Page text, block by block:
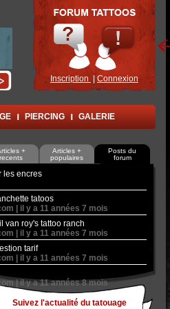
Inscription Connexion
PIERCING GALERIE
+
recents
Articles +
populaires
Posts du
forum
les encres
| il y a 11 années 7 mois
tatoos
| il y a 11 années 7 mois
van roy's tattoo ranch
| il y a 11 années 7 mois
tarif
| il y a 11 années 8 mois
Suivez l'actualité du tatouage